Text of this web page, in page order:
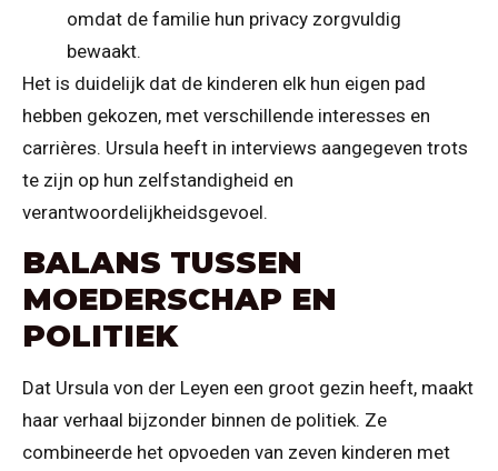
omdat de familie hun privacy zorgvuldig
bewaakt.
Het is duidelijk dat de kinderen elk hun eigen pad
hebben gekozen, met verschillende interesses en
carrières. Ursula heeft in interviews aangegeven trots
te zijn op hun zelfstandigheid en
verantwoordelijkheidsgevoel.
BALANS TUSSEN
MOEDERSCHAP EN
POLITIEK
Dat Ursula von der Leyen een groot gezin heeft, maakt
haar verhaal bijzonder binnen de politiek. Ze
combineerde het opvoeden van zeven kinderen met